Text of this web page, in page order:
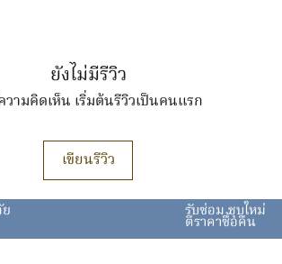
ยังไม่มีรีวิว
วามคิดเห็น เริ่มต้นรีวิวเป็นคนแรก
เขียนรีวิว
รับซ่อม ชุบใหม่
ตีราคาซื้อคืน